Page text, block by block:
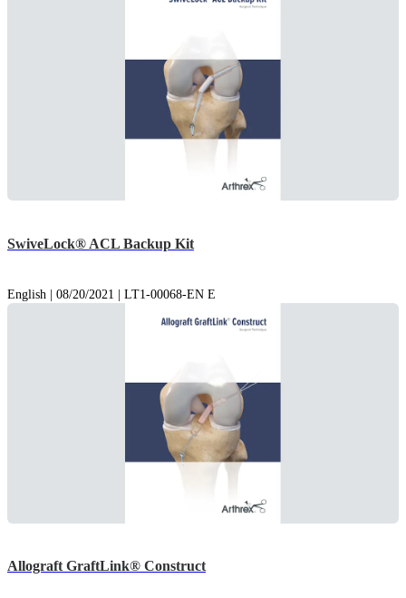
SwiveLock® ACL Backup Kit
English | 08/20/2021 | LT1-00068-EN E
Allograft GraftLink® Construct